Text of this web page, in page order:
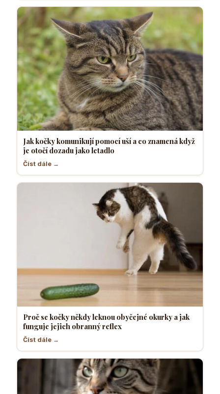
Jak kočky komunikují pomocí uší a co znamená když
je otočí dozadu jako letadlo
Číst dále →
Proč se kočky někdy leknou obyčejné okurky a jak
funguje jejich obranný reflex
Číst dále →